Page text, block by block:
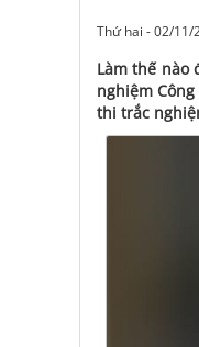
Thứ hai - 02/11/
Làm thế nào
nghiệm
thi trắc